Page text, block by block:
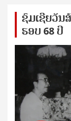
ຊົ​ມ​ເຊີຍ​ວັນ​
ຮອບ 68 ປິ